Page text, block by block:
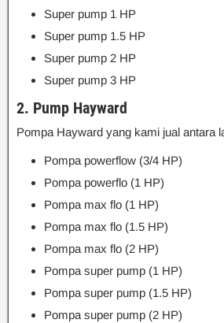
Super pump 1 HP
Super pump 1.5 HP
Super pump 2 HP
Super pump 3 HP
2. Pump Hayward
Pompa Hayward yang kami jual antara
Pompa powerflow (3/4 HP)
Pompa powerflo (1 HP)
Pompa max flo (1 HP)
Pompa max flo (1.5 HP)
Pompa max flo (2 HP)
Pompa super pump (1 HP)
Pompa super pump (1.5 HP)
Pompa super pump (2 HP)